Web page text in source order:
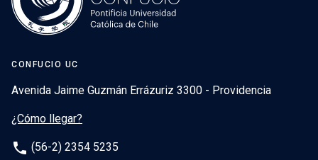
CONFUCIO UC
Avenida Jaime Guzmán Errázuriz 3300 - Providencia
¿Cómo llegar?
phone (56-2) 2354 5235